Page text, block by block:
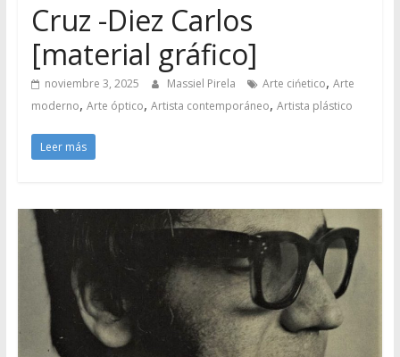
Cruz -Diez Carlos
[material gráfico]
noviembre 3, 2025 Massiel Pirela Arte cińetico, Arte
moderno, Arte óptico, Artista contemporáneo, Artista plástico
Leer más